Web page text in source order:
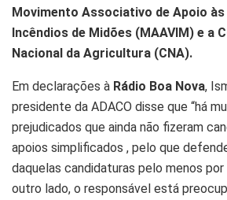
Movimento Associativo de Apoio
Incêndios de Midões (MAAVIM) e a
Nacional da Agricultura (CNA).
Em declarações à Rádio Boa Nova,
presidente da ADACO disse que “há
prejudicados que ainda não fizeram
apoios simplificados , pelo que
daquelas candidaturas pelo menos por
outro lado, o responsável está